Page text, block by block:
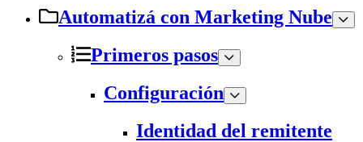
Automatizá con Marketing Nube
Primeros pasos
Configuración
Identidad del remitente